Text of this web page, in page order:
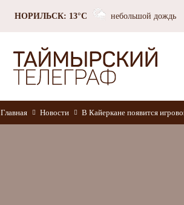
НОРИЛЬСК: 13°C небольшой дождь
Главная Новости В Кайеркане появится